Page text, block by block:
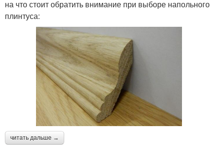
на что стоит обратить внимание при выборе напольного
плинтуса:
читать дальше →